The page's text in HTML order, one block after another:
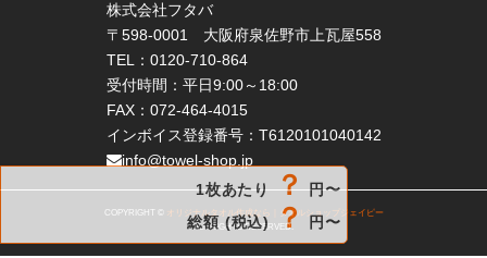
株式会社フタバ
〒598-0001 大阪府泉佐野市上瓦屋558
TEL： 0120-710-864
受付時間：平日9:00～18:00
FAX：072-464-4015
インボイス登録番号：T6120101040142
info@towel-shop.jp
COPYRIGHT ©
オリジナルタオル作成なら｜タオルショップジェイピー
ALL RIGHTS RESERVED.
1枚あたり？円〜
総額 (税込)？ 円〜